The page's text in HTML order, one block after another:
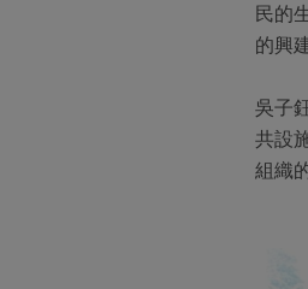
民的
的興
吳子
共設
組織